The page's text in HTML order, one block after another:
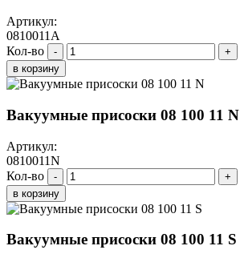
Артикул:
0810011A
Кол-во
-
+
в корзину
Вакуумные присоски 08 100 11 N
Артикул:
0810011N
Кол-во
-
+
в корзину
Вакуумные присоски 08 100 11 S